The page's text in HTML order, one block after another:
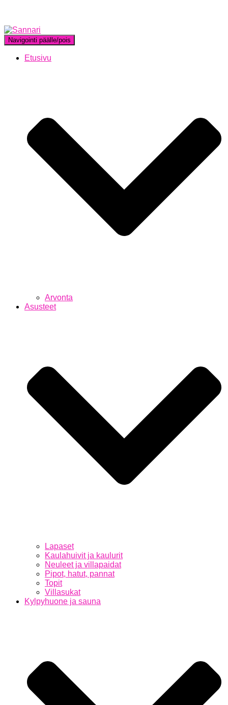
Navigointi päälle/pois
Etusivu
Arvonta
Asusteet
Lapaset
Kaulahuivit ja kaulurit
Neuleet ja villapaidat
Pipot, hatut, pannat
Topit
Villasukat
Kylpyhuone ja sauna